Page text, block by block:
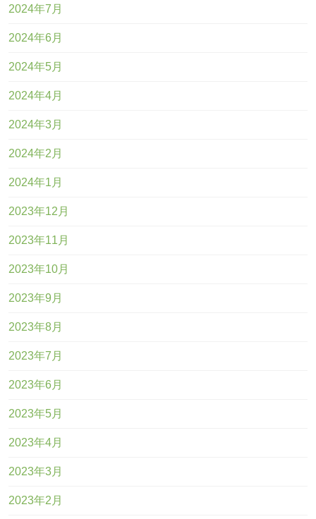
2024年7月
2024年6月
2024年5月
2024年4月
2024年3月
2024年2月
2024年1月
2023年12月
2023年11月
2023年10月
2023年9月
2023年8月
2023年7月
2023年6月
2023年5月
2023年4月
2023年3月
2023年2月